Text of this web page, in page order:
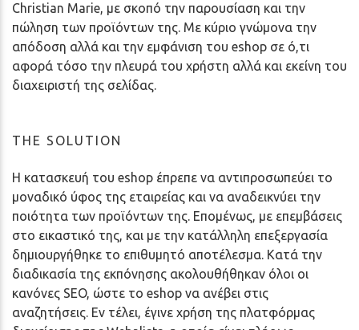
Christian Marie, με σκοπό την παρουσίαση και την
πώληση των προϊόντων της. Με κύριο γνώμονα την
απόδοση αλλά και την εμφάνιση του eshop σε ό,τι
αφορά τόσο την πλευρά του χρήστη αλλά και εκείνη του
διαχειριστή της σελίδας.
THE SOLUTION
Η κατασκευή του eshop έπρεπε να αντιπροσωπεύει το
μοναδικό ύφος της εταιρείας και να αναδεικνύει την
ποιότητα των προϊόντων της. Επομένως, με επεμβάσεις
στο εικαστικό της, και με την κατάλληλη επεξεργασία
δημιουργήθηκε το επιθυμητό αποτέλεσμα. Κατά την
διαδικασία της εκπόνησης ακολουθήθηκαν όλοι οι
κανόνες SEO, ώστε το eshop να ανέβει στις
αναζητήσεις. Εν τέλει, έγινε χρήση της πλατφόρμας